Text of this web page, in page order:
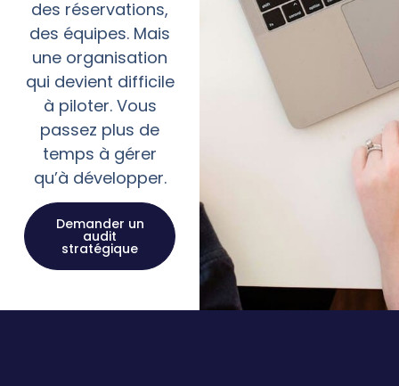
des réservations,
des équipes. Mais
une organisation
qui devient difficile
à piloter. Vous
passez plus de
temps à gérer
qu’à développer.
Demander un
audit
stratégique